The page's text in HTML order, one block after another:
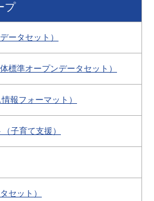
プ
ータセット）
標準オープンデータセット）
報フォーマット）
子育て支援）
セット）